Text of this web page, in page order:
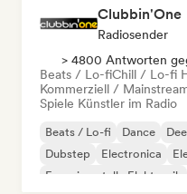
Clubbin'One
Radiosender
> 4800 Antworten
Beats / Lo-fiChill / Lo-fi
Kommerziell /
Spiele Künstler im Radio
Beats / Lo-fi Dance
Dubstep
Electronica
Experimentelle Elektronik